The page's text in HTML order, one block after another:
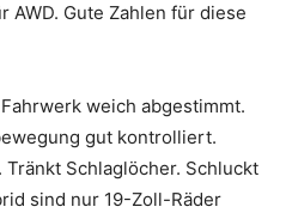
AWD. Gute Zahlen für diese
weich abgestimmt.
gut kontrolliert.
Schlaglöcher. Schluckt
sind nur 19-Zoll-Räder